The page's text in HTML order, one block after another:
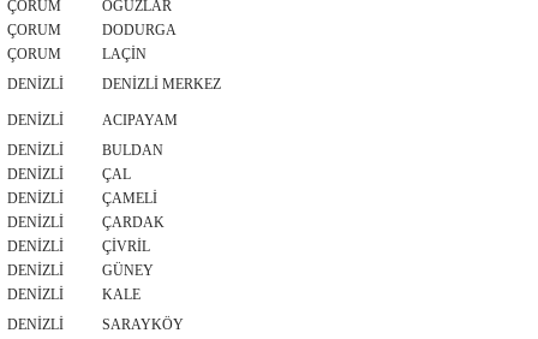
ÇORUM
OĞUZLAR
ÇORUM
DODURGA
ÇORUM
LAÇİN
DENİZLİ
DENİZLİ MERKEZ
DENİZLİ
ACIPAYAM
DENİZLİ
BULDAN
DENİZLİ
ÇAL
DENİZLİ
ÇAMELİ
DENİZLİ
ÇARDAK
DENİZLİ
ÇİVRİL
DENİZLİ
GÜNEY
DENİZLİ
KALE
DENİZLİ
SARAYKÖY